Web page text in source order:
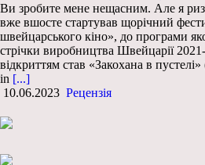
Ви зробите мене нещасним. Але я
вже вшосте стартував щорічний
швейцарського кіно», до програми
стрічки виробництва Швейцарії
відкриттям став «Закохана в
in [...]
10.06.2023 Рецензія